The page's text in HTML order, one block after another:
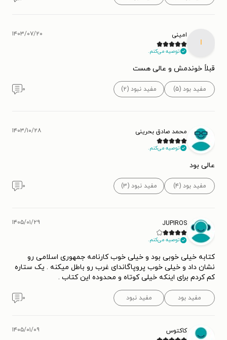
ا
امینی
توصیه می‌کنم.
۱۴۰۳/۰۷/۲۰
قبلاً خوندمش و عالی هست
مفید بود (۵) مفید نبود (۲) ۰
محمد صادق بحرینی
توصیه می‌کنم.
۱۴۰۳/۱۰/۲۸
عالی بود
مفید بود (۴) مفید نبود (۳) ۰
JUPIROS
توصیه می‌کنم.
۱۴۰۵/۰۱/۲۹
کتابه خیلی خوبی بود و خیلی خوب کارنامه جمهوری اسلامی رو
نشان داد و خیلی خوب پروپاگاندای غرب رو باطل میکنه . یک ستاره
کم کردم برای اینکه خیلی کوتاه و محدوده این کتاب .
مفید بود مفید نبود ۰
کاکتوس ۱۴۰۵/۰۱/۰۹